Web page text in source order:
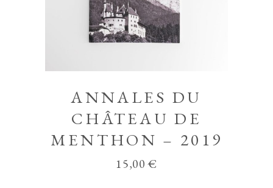
ANNALES DU
CHÂTEAU DE
MENTHON – 2019
15,00€